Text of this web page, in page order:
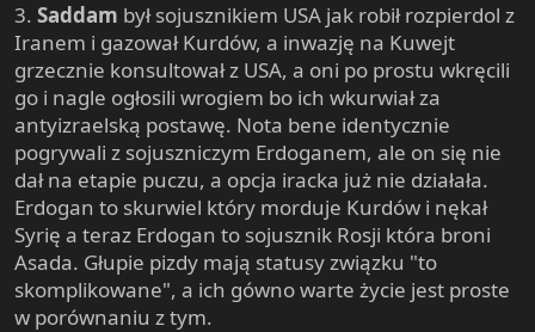
3. Saddam był sojusznikiem USA jak robił rozpierdol z
Iranem i gazował Kurdów, a inwazję na Kuwejt
grzecznie konsultował z USA, a oni po prostu wkręcili
go i nagle ogłosili wrogiem bo ich wkurwiał za
antyizraelską postawę. Nota bene identycznie
pogrywali z sojuszniczym Erdoganem, ale on się nie
dał na etapie puczu, a opcja iracka już nie działała.
Erdogan to skurwiel który morduje Kurdów i nękał
Syrię a teraz Erdogan to sojusznik Rosji która broni
Asada. Głupie pizdy mają statusy związku "to
skomplikowane", a ich gówno warte życie jest proste
w porównaniu z tym.